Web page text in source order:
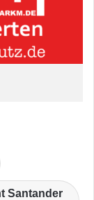
Santander